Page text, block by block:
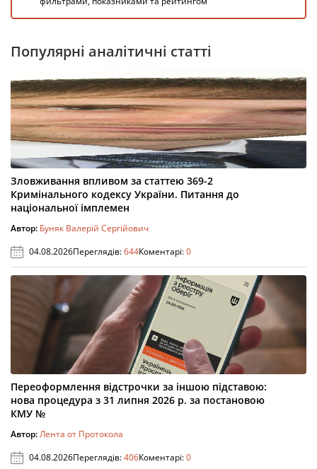
Популярні аналітичні статті
Зловживання впливом за статтею 369-2
Кримінального кодексу України. Питання до
національної імплемен
Автор: Буняк Валерій Сергійович
04.08.2026Переглядів:644Коментарі:0
Переоформлення відстрочки за іншою підставою:
нова процедура з 31 липня 2026 р. за постановою
КМУ №
Автор:Лента от Протокола
04.08.2026Переглядів:406Коментарі:0